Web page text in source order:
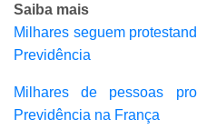
Saiba mais
Milhares seguem
Previdência
Milhares de pessoas
Previdência na França